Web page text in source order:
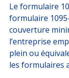
Le formulaire
formulaire
couverture
l’entreprise
plein ou
les formulaires